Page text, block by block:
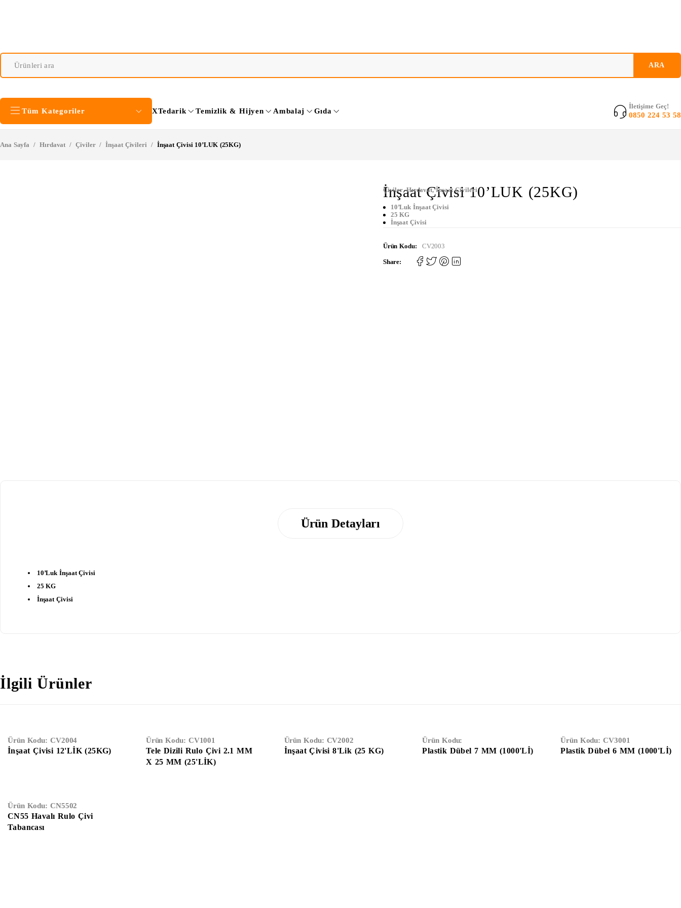
Tüm Kategoriler XTedarik Temizlik & Hijyen Ambalaj Gıda
İletişime Geç!
0850 224 53 58
Ana Sayfa / Hırdavat / Çiviler / İnşaat Çivileri / İnşaat Çivisi 10’LUK (25KG)
Çiviler,Hırdavat,İnşaat Çivileri
İnşaat Çivisi 10’LUK (25KG)
10’luk İnşaat Çivisi
25 KG
İnşaat Çivisi
Ürün Kodu: CV2003
Share:
Ürün Detayları
10’luk İnşaat Çivisi
25 KG
İnşaat Çivisi
İlgili Ürünler
Ürün Kodu: CV2004
İnşaat Çivisi 12'LİK (25KG)
Ürün Kodu: CV1001
Tele Dizili Rulo Çivi 2.1 MM
X 25 MM (25'LİK)
Ürün Kodu: CV2002
İnşaat Çivisi 8'lik (25 KG)
Ürün Kodu:
Plastik Dübel 7 MM (1000'Lİ)
Ürün Kodu:CV3001
Plastik Dübel 6 MM (1000'Lİ)
Ürün Kodu: CN5502
CN55 Havalı Rulo Çivi
Tabancası